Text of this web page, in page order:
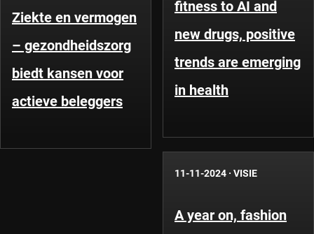
Ziekte en vermogen
– gezondheidszorg
biedt kansen voor
actieve beleggers
fitness to AI and
new drugs, positive
trends are emerging
in health
11-11-2024 · VISIE
A year on, fashion